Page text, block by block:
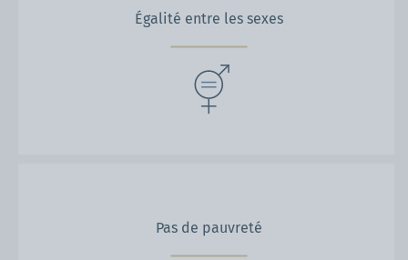
Égalité entre les sexes
Pas de pauvreté